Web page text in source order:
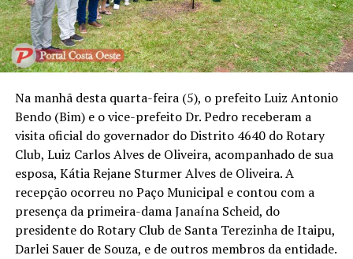
Na manhã desta quarta-feira (5), o prefeito Luiz Antonio
Bendo (Bim) e o vice-prefeito Dr. Pedro receberam a
visita oficial do governador do Distrito 4640 do Rotary
Club, Luiz Carlos Alves de Oliveira, acompanhado de sua
esposa, Kátia Rejane Sturmer Alves de Oliveira. A
recepção ocorreu no Paço Municipal e contou com a
presença da primeira-dama Janaína Scheid, do
presidente do Rotary Club de Santa Terezinha de Itaipu,
Darlei Sauer de Souza, e de outros membros da entidade.